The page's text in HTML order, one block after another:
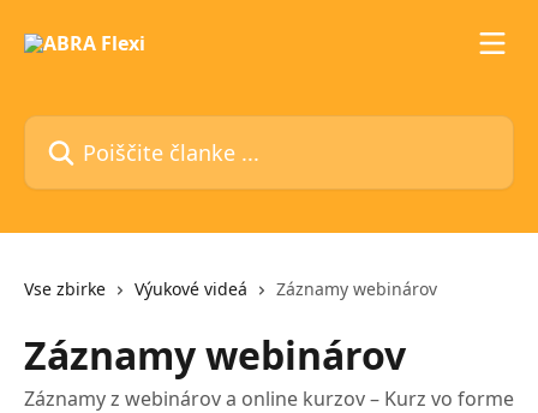
Poiščite članke ...
Vse zbirke Výukové videá Záznamy webinárov
Záznamy webinárov
Záznamy z webinárov a online kurzov – Kurz vo forme